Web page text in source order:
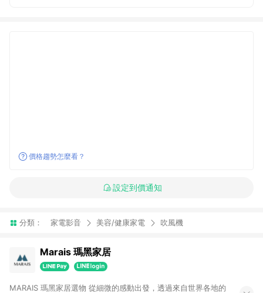
價格趨勢怎麼看？
設定到價通知
分類： 家電影音 美容/健康家電 吹風機
Marais 瑪黑家居
MARAIS 瑪黑家居選物 從細微的感動出發，透過來自世界各地的